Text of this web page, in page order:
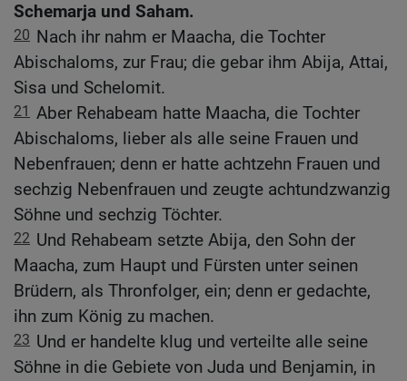
Schemarja und Saham.
20 Nach ihr nahm er Maacha, die Tochter
Abischaloms, zur Frau; die gebar ihm Abija, Attai,
Sisa und Schelomit.
21 Aber Rehabeam hatte Maacha, die Tochter
Abischaloms, lieber als alle seine Frauen und
Nebenfrauen; denn er hatte achtzehn Frauen und
sechzig Nebenfrauen und zeugte achtundzwanzig
Söhne und sechzig Töchter.
22 Und Rehabeam setzte Abija, den Sohn der
Maacha, zum Haupt und Fürsten unter seinen
Brüdern, als Thronfolger, ein; denn er gedachte,
ihn zum König zu machen.
23 Und er handelte klug und verteilte alle seine
Söhne in die Gebiete von Juda und Benjamin, in